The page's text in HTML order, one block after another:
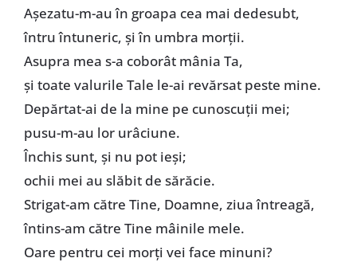
Așezatu-m-au în groapa cea mai dedesubt,
întru întuneric, și în umbra morții.
Asupra mea s-a coborât mânia Ta,
și toate valurile Tale le-ai revărsat peste mine.
Depărtat-ai de la mine pe cunoscuții mei;
pusu-m-au lor urâciune.
Închis sunt, și nu pot ieși;
ochii mei au slăbit de sărăcie.
Strigat-am către Tine, Doamne, ziua întreagă,
întins-am către Tine mâinile mele.
Oare pentru cei morți vei face minuni?